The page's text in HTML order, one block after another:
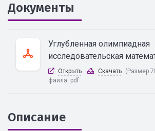
Документы
Углубленная олимпиадная
исследовательская
Открыть Скачать (Размер
файла: pdf
Описание